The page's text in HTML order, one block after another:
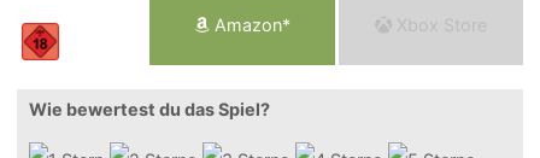
Amazon* Xbox Store
Wie bewertest du das Spiel?